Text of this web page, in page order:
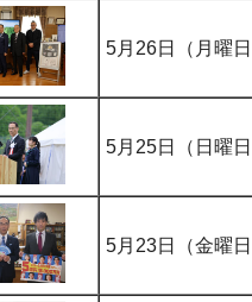
5月26日（月曜日
5月25日（日曜日
5月23日（金曜日